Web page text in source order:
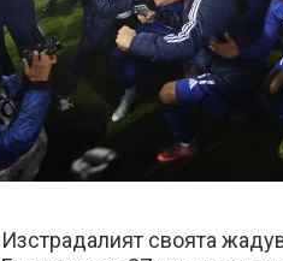
Изстрадалият своята